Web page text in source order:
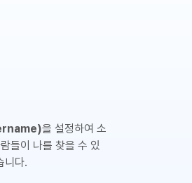
을 설정하여 소
들이 나를 찾을 수 있
니다.